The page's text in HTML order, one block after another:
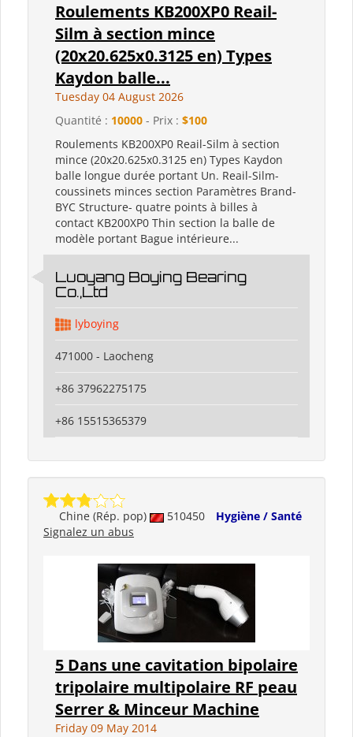
Roulements KB200XP0 Reail-
Silm à section mince
(20x20.625x0.3125 en) Types
Kaydon balle...
Tuesday 04 August 2026
Quantité : 10000 - Prix : $100
Roulements KB200XP0 Reail-Silm à section
mince (20x20.625x0.3125 en) Types Kaydon
balle longue durée portant Un. Reail-Silm-
coussinets minces section Paramètres Brand-
BYC Structure- quatre points à billes à
contact KB200XP0 Thin section la balle de
modèle portant Bague intérieure...
Luoyang Boying Bearing
Co.,Ltd
lyboying
471000 - Laocheng
+86 37962275175
+86 15515365379
Chine (Rép. pop) 510450
Hygiène / Santé
Signalez un abus
5 Dans une cavitation bipolaire
tripolaire multipolaire RF peau
Serrer & Minceur Machine
Friday 09 May 2014